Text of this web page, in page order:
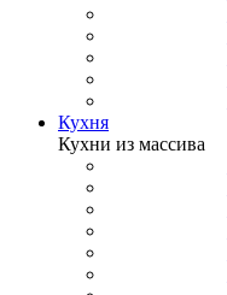
Кухня
Кухни из массива